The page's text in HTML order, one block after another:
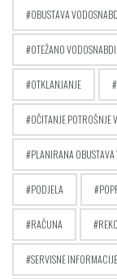
OBUSTAVA
OTEŽANO
OTKLANJANJE
OČITANJE POTROŠNJE
PLANIRANA
PODJELA
RAČUNA
SERVISNE INFORMACIJE